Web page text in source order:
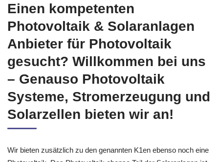
Einen kompetenten
Photovoltaik & Solaranlagen
Anbieter für Photovoltaik
gesucht? Willkommen bei uns
– Genauso Photovoltaik
Systeme, Stromerzeugung und
Solarzellen bieten wir an!
Wir bieten zusätzlich zu den genannten K1en ebenso noch eine